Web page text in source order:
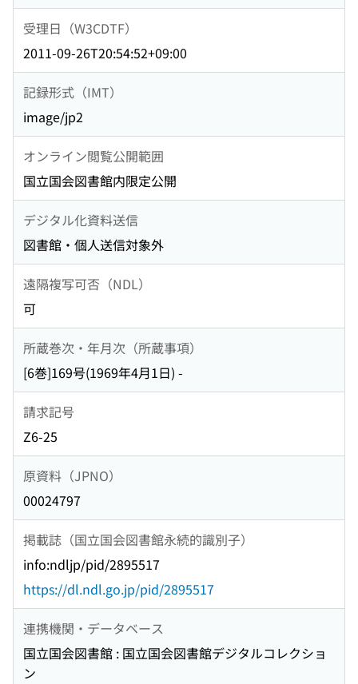
受理日（W3CDTF）
2011-09-26T20:54:52+09:00
記録形式（IMT）
image/jp2
オンライン閲覧公開範囲
国立国会図書館内限定公開
デジタル化資料送信
図書館・個人送信対象外
遠隔複写可否（NDL）
可
所蔵巻次・年月次（所蔵事項）
[6巻]169号(1969年4月1日) -
請求記号
Z6-25
原資料（JPNO）
00024797
掲載誌（国立国会図書館永続的識別子）
info:ndljp/pid/2895517
https://dl.ndl.go.jp/pid/2895517
連携機関・データベース
国立国会図書館 : 国立国会図書館デジタルコレクショ
ン